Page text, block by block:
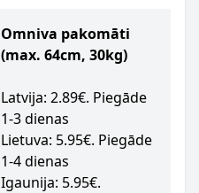
Omniva pakomāti
(max. 64cm, 30kg)
Latvija: 2.89€. Piegāde
1-3 dienas
Lietuva: 5.95€. Piegāde
1-4 dienas
Igaunija: 5.95€.